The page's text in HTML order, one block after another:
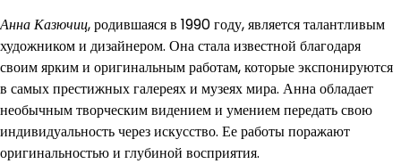
Анна Казючиц, родившаяся в 1990 году, является талантливым
художником и дизайнером. Она стала известной благодаря
своим ярким и оригинальным работам, которые экспонируются
в самых престижных галереях и музеях мира. Анна обладает
необычным творческим видением и умением передать свою
индивидуальность через искусство. Ее работы поражают
оригинальностью и глубиной восприятия.